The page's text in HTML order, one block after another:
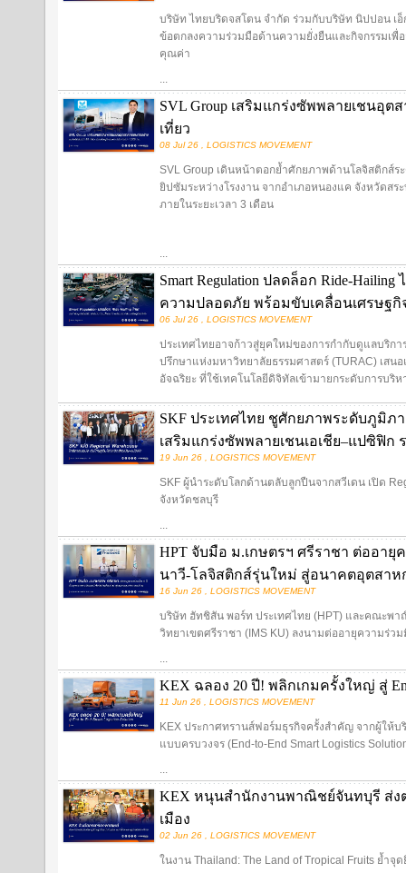
บริษัท ไทยบริดจสโตน จำกัด ร่วมกับบริษัท นิปปอน เ
ข้อตกลงความร่วมมือด้านความยั่งยืนและกิจกรรมเพื่
คุณค่า
...
SVL Group เสริมแกร่งซัพพลายเชนอุ
เที่ยว
08 Jul 26 , LOGISTICS MOVEMENT
SVL Group เดินหน้าตอกย้ำศักยภาพด้านโลจิสติกส์ร
ยิปซัมระหว่างโรงงาน จากอำเภอหนองแค จังหวัดส
ภายในระยะเวลา 3 เดือน
...
Smart Regulation ปลดล็อก Ride-
ความปลอดภัย พร้อมขับเคลื่อนเศรษฐกิ
06 Jul 26 , LOGISTICS MOVEMENT
ประเทศไทยอาจก้าวสู่ยุคใหม่ของการกำกับดูแลบริก
ปรึกษาแห่งมหาวิทยาลัยธรรมศาสตร์ (TURAC) เสน
อัจฉริยะ ที่ใช้เทคโนโลยีดิจิทัลเข้ามายกระดับการบริห
SKF ประเทศไทย ชูศักยภาพระดับภูมิภา
เสริมแกร่งซัพพลายเชนเอเชีย–แปซิฟิก
19 Jun 26 , LOGISTICS MOVEMENT
SKF ผู้นำระดับโลกด้านตลับลูกปืนจากสวีเดน เปิด
จังหวัดชลบุรี
...
HPT จับมือ ม.เกษตรฯ ศรีราชา ต่ออา
นาวี-โลจิสติกส์รุ่นใหม่ สู่อนาคตอุตสาห
16 Jun 26 , LOGISTICS MOVEMENT
บริษัท ฮัทชิสัน พอร์ท ประเทศไทย (HPT) และคณะพ
วิทยาเขตศรีราชา (IMS KU) ลงนามต่ออายุความร่ว
...
KEX ฉลอง 20 ปี! พลิกเกมครั้งใหญ่ สู่
11 Jun 26 , LOGISTICS MOVEMENT
KEX ประกาศทรานส์ฟอร์มธุรกิจครั้งสำคัญ จากผู้ให้
แบบครบวงจร (End-to-End Smart Logistics
...
KEX หนุนสำนักงานพาณิชย์จันทบุรี ส่ง
เมือง
02 Jun 26 , LOGISTICS MOVEMENT
ในงาน Thailand: The Land of Tropical Fruits ย้ำ